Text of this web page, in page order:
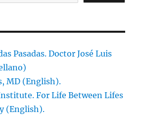
Pasadas. Doctor José Luis
MD (English).
For Life Between Lifes
(English).